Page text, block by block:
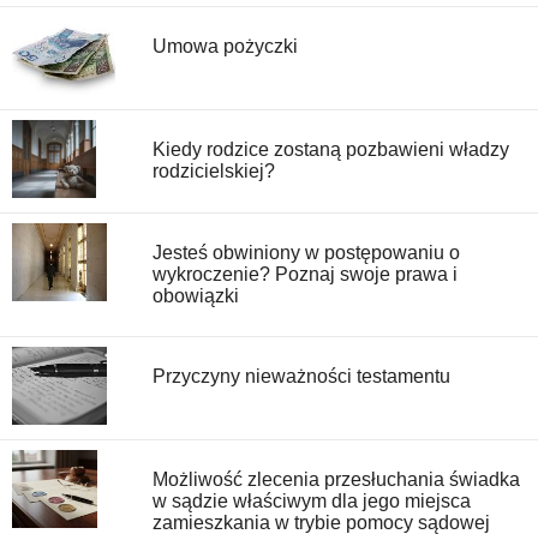
Umowa pożyczki
Kiedy rodzice zostaną pozbawieni władzy
rodzicielskiej?
Jesteś obwiniony w postępowaniu o
wykroczenie? Poznaj swoje prawa i
obowiązki
Przyczyny nieważności testamentu
Możliwość zlecenia przesłuchania świadka
w sądzie właściwym dla jego miejsca
zamieszkania w trybie pomocy sądowej